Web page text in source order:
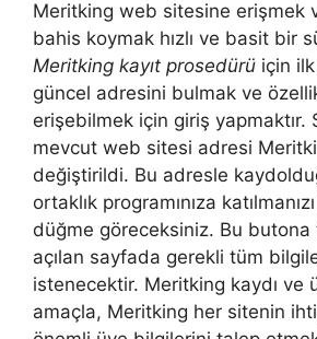
Meritking web sitesine erişmek
bahis koymak hızlı ve basit bir
Meritking kayıt prosedürü için
güncel adresini bulmak ve
erişebilmek için giriş yapmaktır.
mevcut web sitesi adresi
değiştirildi. Bu adresle
ortaklık programınıza
düğme göreceksiniz. Bu butona
açılan sayfada gerekli tüm
istenecektir. Meritking kaydı ve
amaçla, Meritking her sitenin